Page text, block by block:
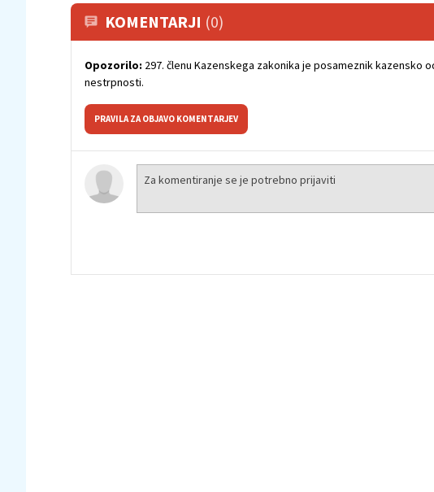
KOMENTARJI (0)
Opozorilo: 297. členu Kazenskega zakonika je posameznik kazensko
nestrpnosti.
PRAVILA ZA OBJAVO KOMENTARJEV